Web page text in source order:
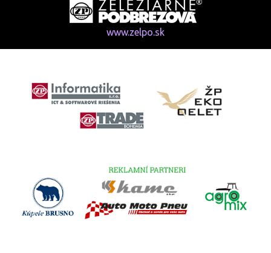
www.zelpo.sk